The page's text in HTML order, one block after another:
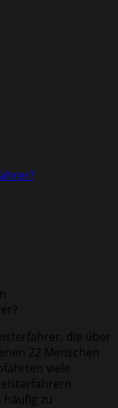
die über
22 Menschen
viele
zu